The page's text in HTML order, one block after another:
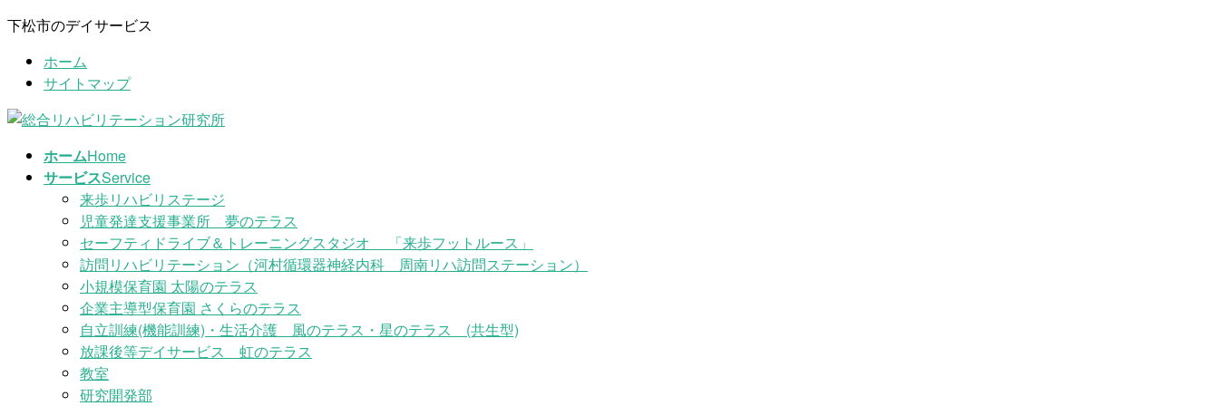
コ
ツ
ナ
シ
下松市のデイサービス
ホーム
サイトマップ
ホームHome
サービスService
来歩リハビリステージ
児童発達支援事業所 夢のテラス
セーフティドライブ＆トレーニングスタジオ 「来歩フットルース」
訪問リハビリテーション（河村循環器神経内科 周南リハ訪問ステーション）
小規模保育園 太陽のテラス
企業主導型保育園 さくらのテラス
自立訓練(機能訓練)・生活介護 風のテラス・星のテラス (共生型)
放課後等デイサービス 虹のテラス
教室
研究開発部